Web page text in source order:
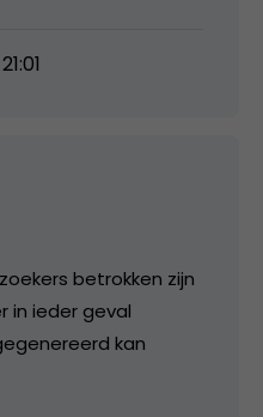
betrokken zijn
in ieder geval
kan